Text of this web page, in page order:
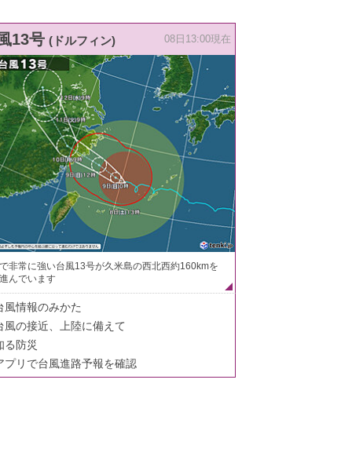
13号 (ドルフィン) 08日13:00現在
非常に強い台風13号が久米島の西北西約160kmを
んでいます
風情報のみかた
風の接近、上陸に備えて
る防災
プリで台風進路予報を確認